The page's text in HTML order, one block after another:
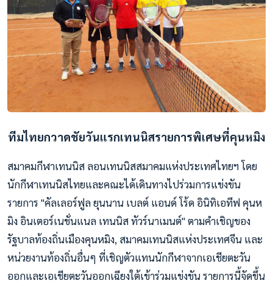
ทีมไทยกวาดชัยวันแรกเทนนิสรายการพิเศษที่คุนหมิง
สมาคมกีฬาเทนนิส ลอนเทนนิสสมาคมแห่งประเทศไทยฯ โดย
นักกีฬาเทนนิสไทยและคณะได้เดินทางไปร่วมการแข่งขัน
รายการ "คัลเลอร์ฟูล ยุนนาน เบลต์ แอนด์ โร้ด อินิทิเอทีฟ คุนห
มิง อินเตอร์เนชั่นแนล เทนนิส ทัวร์นาเมนต์" ตามคำเชิญของ
รัฐบาลท้องถิ่นเมืองคุนหมิง, สมาคมเทนนิสแห่งประเทศจีน และ
หน่วยงานท้องถิ่นอื่นๆ ที่เชิญตัวแทนนักกีฬาจากเอเชียตะวัน
ออกและเอเชียตะวันออกเฉียงใต้เข้าร่วมแข่งขัน รายการนี้จัดขึ้น